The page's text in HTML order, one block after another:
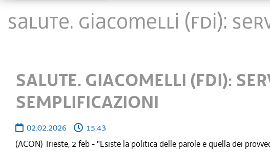
SALUTE. GIACOMELLI (FDI):
SALUTE. GIACOMELLI (FDI):
SEMPLIFICAZIONI
02.02.2026
15:43
(ACON) Trieste, 2 feb - "Esiste la politica delle parole e quella dei